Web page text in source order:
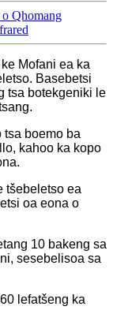
Qhomang
Mofani ea ka
Basebetsi
tsa botekgeniki le
boemo ba
kahoo ka kopo
tšebeletso ea
oa eona o
10 bakeng sa
sesebelisoa sa
lefatšeng ka